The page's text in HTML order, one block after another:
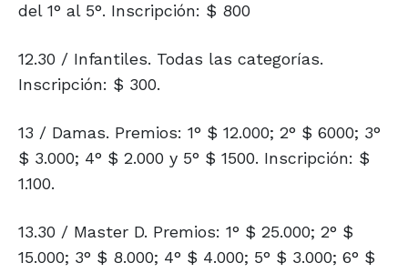
del 1° al 5°. Inscripción: $ 800
12.30 / Infantiles. Todas las categorías.
Inscripción: $ 300.
13 / Damas. Premios: 1° $ 12.000; 2° $ 6000; 3°
$ 3.000; 4° $ 2.000 y 5° $ 1500. Inscripción: $
1.100.
13.30 / Master D. Premios: 1° $ 25.000; 2° $
15.000; 3° $ 8.000; 4° $ 4.000; 5° $ 3.000; 6° $